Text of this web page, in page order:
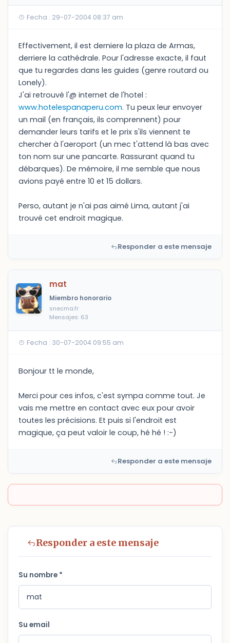
Fecha : 29-07-2004 08:37 am
Effectivement, il est derniere la plaza de Armas,
derriere la cathédrale. Pour l'adresse exacte, il faut
que tu regardes dans les guides (genre routard ou
Lonely).
J'ai retrouvé l'@ internet de l'hotel :
www.hotelespanaperu.com. Tu peux leur envoyer
un mail (en français, ils comprennent) pour
demander leurs tarifs et le prix s'ils viennent te
chercher à l'aeroport (un mec t'attend là bas avec
ton nom sur une pancarte. Rassurant quand tu
débarques). De mémoire, il me semble que nous
avions payé entre 10 et 15 dollars.
Perso, autant je n'ai pas aimé Lima, autant j'ai
trouvé cet endroit magique.
Responder a este mensaje
mat
Miembro honorario
snecma.fr
Mensajes: 63
Fecha : 30-07-2004 09:55 am
Bonjour tt le monde,
Merci pour ces infos, c'est sympa comme tout. Je
vais me mettre en contact avec eux pour avoir
toutes les précisions. Et puis si l'endroit est
magique, ça peut valoir le coup, hé hé ! :-)
Responder a este mensaje
Responder a este mensaje
Su nombre *
Su email